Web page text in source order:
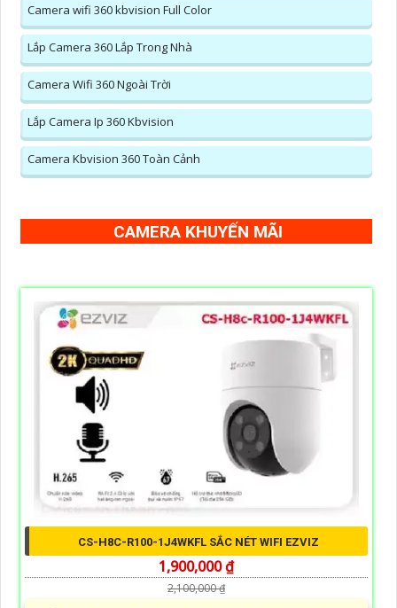
Camera wifi 360 kbvision Full Color
Lắp Camera 360 Lắp Trong Nhà
Camera Wifi 360 Ngoài Trời
Lắp Camera Ip 360 Kbvision
Camera Kbvision 360 Toàn Cảnh
CAMERA KHUYẾN MÃI
CS-H8C-R100-1J4WKFL SẮC NÉT WIFI EZVIZ
1,900,000 ₫
2,100,000 ₫